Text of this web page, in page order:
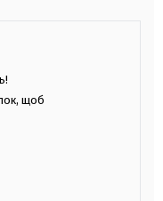
щоб